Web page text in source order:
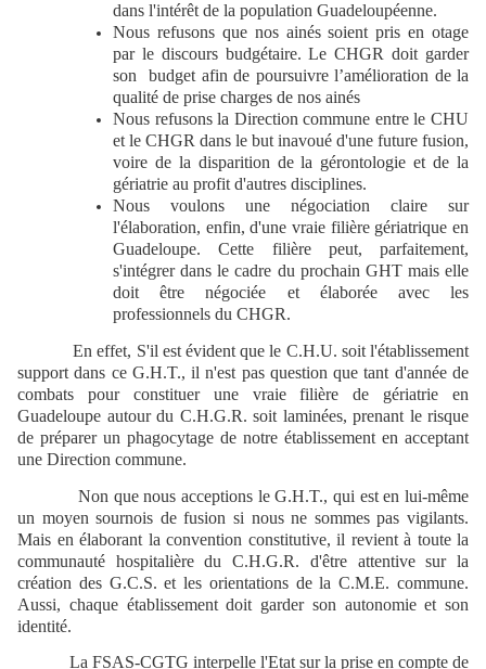
dans l'intérêt de la population Guadeloupéenne.
Nous refusons que nos ainés soient pris en otage
par le discours budgétaire. Le CHGR doit garder
son budget afin de poursuivre l’amélioration de la
qualité de prise charges de nos ainés
Nous refusons la Direction commune entre le CHU
et le CHGR dans le but inavoué d'une future fusion,
voire de la disparition de la gérontologie et de la
gériatrie au profit d'autres disciplines.
Nous voulons une négociation claire sur
l'élaboration, enfin, d'une vraie filière gériatrique en
Guadeloupe. Cette filière peut, parfaitement,
s'intégrer dans le cadre du prochain GHT mais elle
doit être négociée et élaborée avec les
professionnels du CHGR.
En effet, S'il est évident que le C.H.U. soit l'établissement
support dans ce G.H.T., il n'est pas question que tant d'année de
combats pour constituer une vraie filière de gériatrie en
Guadeloupe autour du C.H.G.R. soit laminées, prenant le risque
de préparer un phagocytage de notre établissement en acceptant
une Direction commune.
Non que nous acceptions le G.H.T., qui est en lui-même
un moyen sournois de fusion si nous ne sommes pas vigilants.
Mais en élaborant la convention constitutive, il revient à toute la
communauté hospitalière du C.H.G.R. d'être attentive sur la
création des G.C.S. et les orientations de la C.M.E. commune.
Aussi, chaque établissement doit garder son autonomie et son
identité.
La FSAS-CGTG interpelle l'Etat sur la prise en compte de